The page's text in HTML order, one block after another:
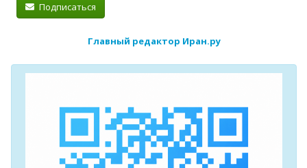
Подписаться
Главный редактор Иран.ру